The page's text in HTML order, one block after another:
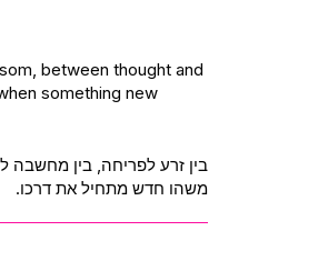
between thought and
something new
בין זרע לפריחה, בין מחשבה
משהו חדש מתחיל את דרכו.